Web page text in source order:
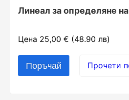
Линеал за определяне
Цена 25,00 € (48.90 лв)
Прочети